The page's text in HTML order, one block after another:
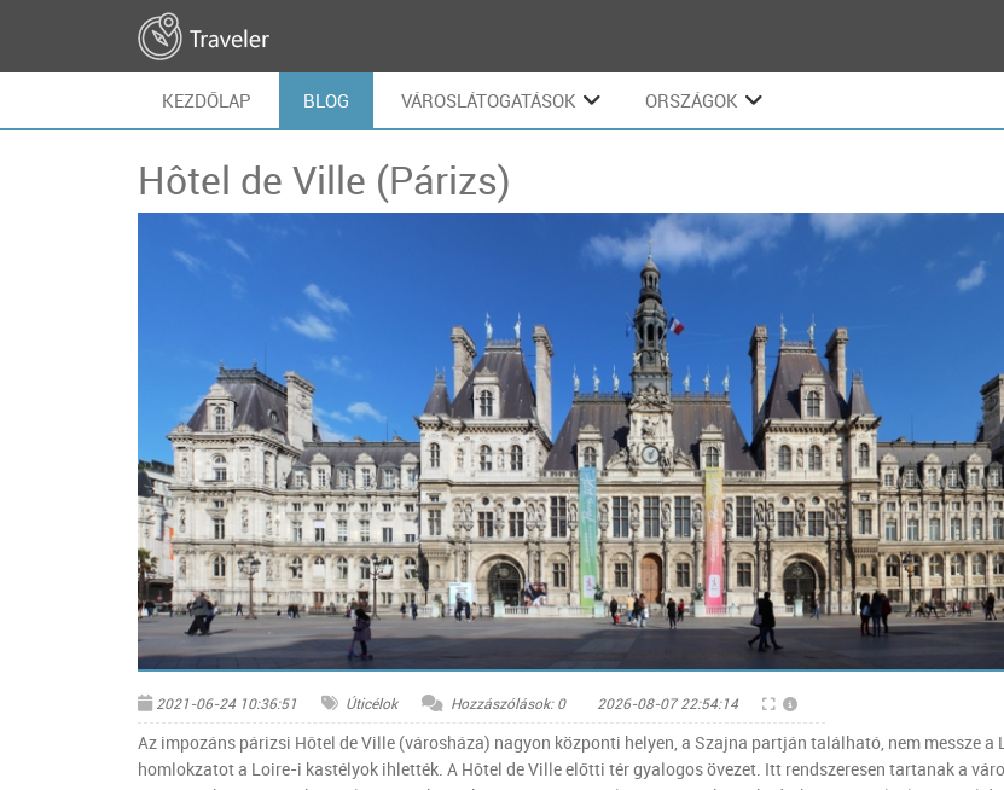
KEZDŐLAP BLOG VÁROSLÁTOGATÁSOK ORSZÁGOK
Hôtel de Ville (Párizs)
2021-06-24 10:36:51 Úticélok Hozzászólások: 0 2026-08-07 22:54:14
Az impozáns párizsi Hôtel de Ville (városháza) nagyon központi helyen, a Szajna partján található, nem messze a
homlokzatot a Loire-i kastélyok ihlették. A Hôtel de Ville előtti tér gyalogos övezet. Itt rendszeresen tartanak a